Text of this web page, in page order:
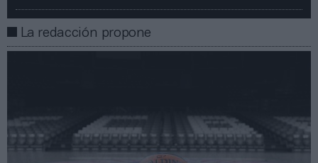
La redacción propone